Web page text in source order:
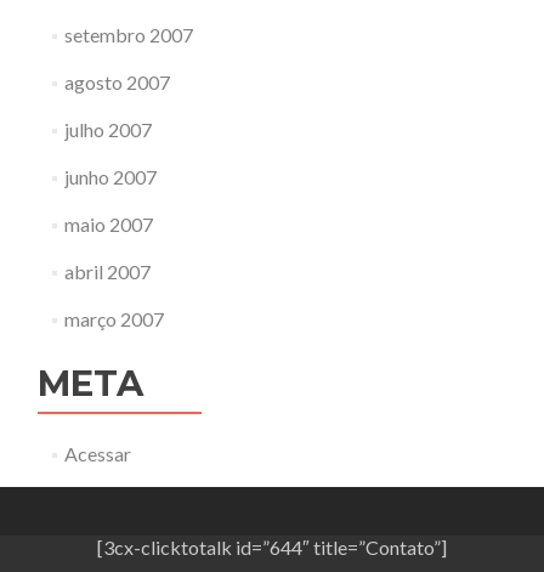
setembro 2007
agosto 2007
julho 2007
junho 2007
maio 2007
abril 2007
março 2007
META
Acessar
[3cx-clicktotalk id=”644″ title=”Contato”]